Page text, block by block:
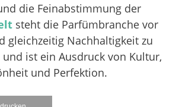
die Feinabstimmung der
steht die Parfümbranche vor
gleichzeitig Nachhaltigkeit zu
ist ein Ausdruck von Kultur,
und Perfektion.